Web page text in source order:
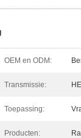
OEM en ODM:
Transmissie:
Toepassing:
Producten: